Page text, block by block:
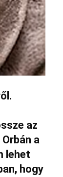
az
a
lehet
hogy